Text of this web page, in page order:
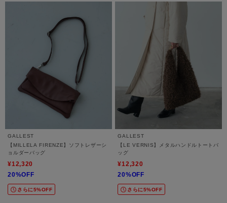
GALLEST
【MILLELA FIRENZE】ソフトレザーシ
ョルダーバッグ
¥12,320
20%OFF
さらに5%OFF
GALLEST
【LE VERNIS】メタルハンドルトートバ
ッグ
¥12,320
20%OFF
さらに5%OFF